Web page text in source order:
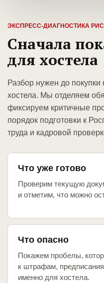
ЭКСПРЕСС-ДИАГНОСТИКА
Сначала
для хостела
Разбор нужен до покупки
хостела. Мы отделяем
фиксируем критичные
порядок подготовки к
труда и кадровой
Что уже готово
Проверим текущую
и отметим, что можно
Что опасно
Покажем пробелы,
к штрафам,
именно для хостела.